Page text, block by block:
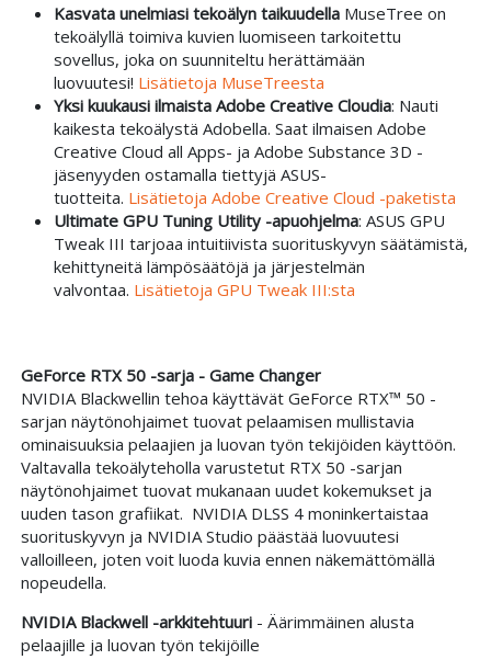
Kasvata unelmiasi tekoälyn taikuudellaMuseTree on
tekoälyllä toimiva kuvien luomiseen tarkoitettu
sovellus, joka on suunniteltu herättämään
luovuutesi! Lisätietoja MuseTreesta
Yksi kuukausi ilmaista Adobe Creative Cloudia: Nauti
kaikesta tekoälystä Adobella. Saat ilmaisen Adobe
Creative Cloud all Apps- ja Adobe Substance 3D -
jäsenyyden ostamalla tiettyjä ASUS-
tuotteita. Lisätietoja Adobe Creative Cloud -paketista
Ultimate GPU Tuning Utility -apuohjelma: ASUS GPU
Tweak III tarjoaa intuitiivista suorituskyvyn säätämistä,
kehittyneitä lämpösäätöjä ja järjestelmän
valvontaa. Lisätietoja GPU Tweak III:sta
GeForce RTX 50 -sarja - Game Changer
NVIDIA Blackwellin tehoa käyttävät GeForce RTX™ 50 -
sarjan näytönohjaimet tuovat pelaamisen mullistavia
ominaisuuksia pelaajien ja luovan työn tekijöiden käyttöön.
Valtavalla tekoälyteholla varustetut RTX 50 -sarjan
näytönohjaimet tuovat mukanaan uudet kokemukset ja
uuden tason grafiikat. NVIDIA DLSS 4 moninkertaistaa
suorituskyvyn ja NVIDIA Studio päästää luovuutesi
valloilleen, joten voit luoda kuvia ennen näkemättömällä
nopeudella.
NVIDIA Blackwell -arkkitehtuuri - Äärimmäinen alusta
pelaajille ja luovan työn tekijöille